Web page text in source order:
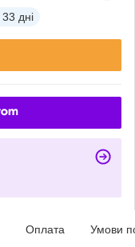
33 дні
Оплата Умови